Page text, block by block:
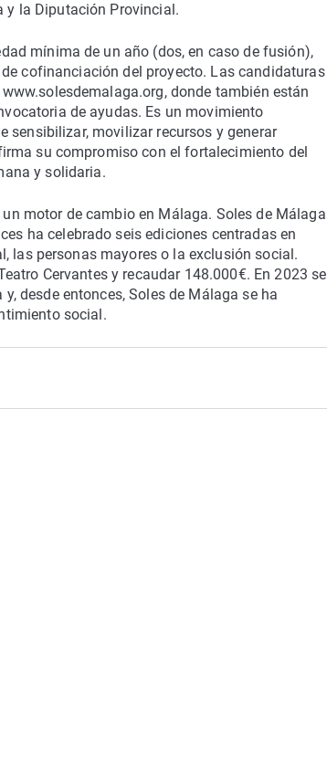
y la Diputación Provincial.
mínima de un año (dos, en caso de fusión),
cofinanciación del proyecto. Las candidaturas
donde también están
de ayudas. Es un movimiento
sensibilizar, movilizar recursos y generar
su compromiso con el fortalecimiento del
y solidaria.
motor de cambio en Málaga. Soles de Málaga
ha celebrado seis ediciones centradas en
las personas mayores o la exclusión social.
Cervantes y recaudar 148.000€. En 2023 se
desde entonces, Soles de Málaga se ha
social.